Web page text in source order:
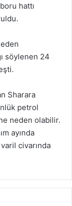
hattı
söylenen 24
Sharara
petrol
neden olabilir.
ayında
civarında